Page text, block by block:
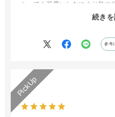
とっても可愛いしなにより熱や
んとした日傘は日焼け予防だけ
続き
参考